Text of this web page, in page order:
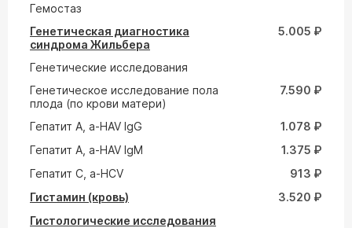
Гемостаз
Генетическая диагностика
синдрома Жильбера
5.005 ₽
Генетические исследования
Генетическое исследование пола
плода (по крови матери)
7.590 ₽
Гепатит A, a-HAV IgG
1.078 ₽
Гепатит A, a-HAV IgM
1.375 ₽
Гепатит С, а-HCV
913 ₽
Гистамин (кровь)
3.520 ₽
Гистологические исследования